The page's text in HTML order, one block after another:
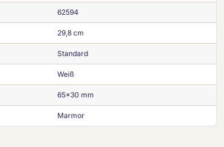
62594
29,8 cm
Standard
Weiß
65x30 mm
Marmor